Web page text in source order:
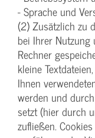
- Sprache und
(2) Zusätzlich zu
bei Ihrer Nutzung
Rechner
kleine
Ihnen
werden und
setzt (hier durch
zufließen.